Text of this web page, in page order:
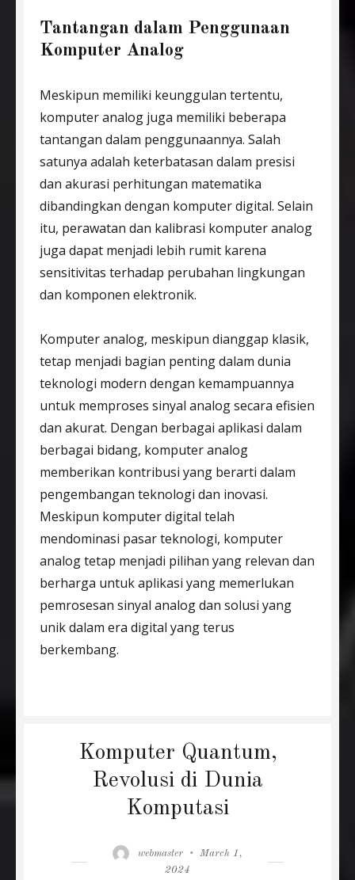
Tantangan dalam Penggunaan
Komputer Analog
Meskipun memiliki keunggulan tertentu,
komputer analog juga memiliki beberapa
tantangan dalam penggunaannya. Salah
satunya adalah keterbatasan dalam presisi
dan akurasi perhitungan matematika
dibandingkan dengan komputer digital. Selain
itu, perawatan dan kalibrasi komputer analog
juga dapat menjadi lebih rumit karena
sensitivitas terhadap perubahan lingkungan
dan komponen elektronik.
Komputer analog, meskipun dianggap klasik,
tetap menjadi bagian penting dalam dunia
teknologi modern dengan kemampuannya
untuk memproses sinyal analog secara efisien
dan akurat. Dengan berbagai aplikasi dalam
berbagai bidang, komputer analog
memberikan kontribusi yang berarti dalam
pengembangan teknologi dan inovasi.
Meskipun komputer digital telah
mendominasi pasar teknologi, komputer
analog tetap menjadi pilihan yang relevan dan
berharga untuk aplikasi yang memerlukan
pemrosesan sinyal analog dan solusi yang
unik dalam era digital yang terus
berkembang.
Komputer Quantum,
Revolusi di Dunia
Komputasi
Author
webmaster
Posted
March 1,
2024